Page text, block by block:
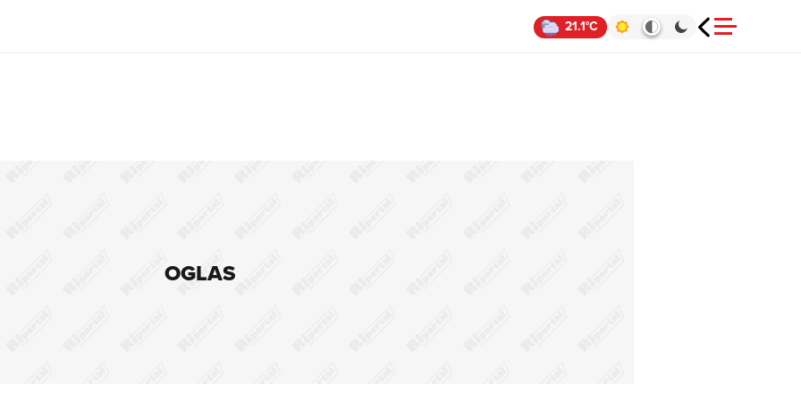
21.1°C
OGLAS